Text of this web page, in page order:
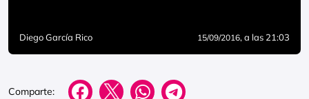
Diego García Rico 15/09/2016, a las 21:03
Comparte: